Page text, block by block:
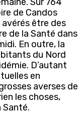
de Candos
être des
de la Santé dans
En outre, la
du Nord
D’autant
en
averses de
les choses,
Santé.